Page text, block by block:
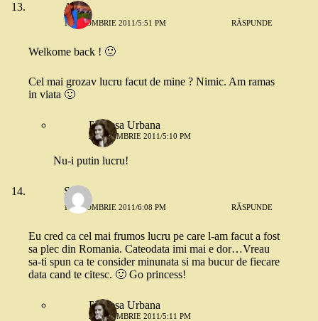
A.O.
1 OCTOMBRIE 2011/5:51 PM RĂSPUNDE
Welkome back ! 🙂
Cel mai grozav lucru facut de mine ? Nimic. Am ramas
in viata 🙂
Printesa Urbana
2 OCTOMBRIE 2011/5:10 PM
Nu-i putin lucru!
Silvia
1 OCTOMBRIE 2011/6:08 PM RĂSPUNDE
Eu cred ca cel mai frumos lucru pe care l-am facut a fost
sa plec din Romania. Cateodata imi mai e dor…Vreau
sa-ti spun ca te consider minunata si ma bucur de fiecare
data cand te citesc. 🙂 Go princess!
Printesa Urbana
2 OCTOMBRIE 2011/5:11 PM